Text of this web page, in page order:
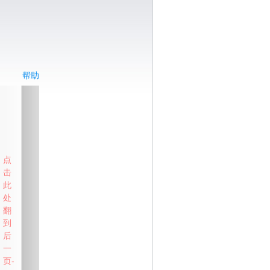
帮助
点
击
此
处
翻
到
后
一
页-